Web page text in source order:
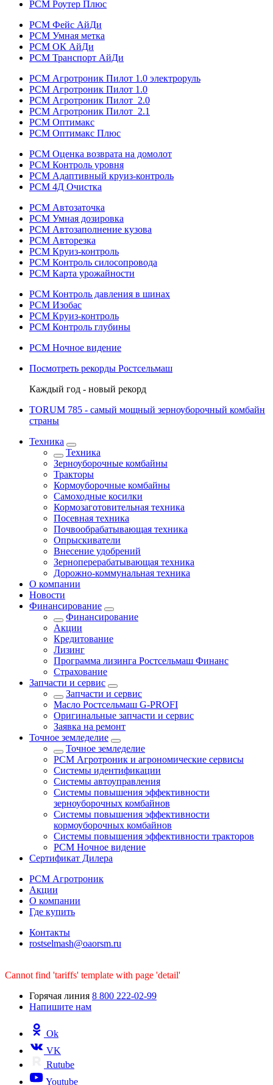
РСМ Роутер Плюс
РСМ Фейс АйДи
РСМ Умная метка
РСМ ОК АйДи
РСМ Транспорт АйДи
РСМ Агротроник Пилот 1.0 электроруль
РСМ Агротроник Пилот 1.0
РСМ Агротроник Пилот 2.0
РСМ Агротроник Пилот 2.1
РСМ Оптимакс
РСМ Оптимакс Плюс
РСМ Оценка возврата на домолот
РСМ Контроль уровня
РСМ Адаптивный круиз-контроль
РСМ 4Д Очистка
РСМ Автозаточка
РСМ Умная дозировка
РСМ Автозаполнение кузова
РСМ Авторезка
РСМ Круиз-контроль
РСМ Контроль силосопровода
РСМ Карта урожайности
РСМ Контроль давления в шинах
РСМ Изобас
РСМ Круиз-контроль
РСМ Контроль глубины
РСМ Ночное видение
Посмотреть рекорды Ростсельмаш
Каждый год - новый рекорд
TORUM 785 - cамый мощный зерноуборочный комбайн
страны
Техника
Техника
Зерноуборочные комбайны
Тракторы
Кормоуборочные комбайны
Самоходные косилки
Кормозаготовительная техника
Посевная техника
Почвообрабатывающая техника
Опрыскиватели
Внесение удобрений
Зерноперерабатывающая техника
Дорожно-коммунальная техника
О компании
Новости
Финансирование
Финансирование
Акции
Кредитование
Лизинг
Программа лизинга Ростсельмаш Финанс
Страхование
Запчасти и сервис
Запчасти и сервис
Масло Ростсельмаш G-PROFI
Оригинальные запчасти и сервис
Заявка на ремонт
Точное земледелие
Точное земледелие
РСМ Агротроник и агрономические сервисы
Системы идентификации
Системы автоуправления
Системы повышения эффективности
зерноуборочных комбайнов
Системы повышения эффективности
кормоуборочных комбайнов
Системы повышения эффективности тракторов
РСМ Ночное видение
Сертификат Дилера
РСМ Агротроник
Акции
О компании
Где купить
Контакты
rostselmash@oaorsm.ru
Cannot find 'tariffs' template with page 'detail'
Горячая линия 8 800 222-02-99
Напишите нам
Ok
VK
Rutube
Youtube